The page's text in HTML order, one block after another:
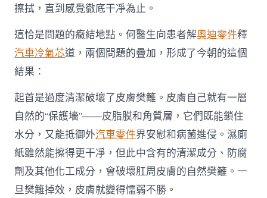
OSDER
奧
斯
德
汽
車
紙，
真
的
不
是
洗
擦拭，直到感覺徹底干凈為止。
這恰是問題的癥結地點。何醫生向患者解奧迪零件釋
汽車冷氣芯道，兩個問題的疊加，形成了今朝的這個
結果：
起首是過度清潔破壞了皮膚樊籬。皮膚自己就有一層
自然的“保護墻”——皮脂膜和角質層，它們既能鎖住
水分，又能抵御外汽車零件界安慰和病菌進侵。濕廁
紙雖然能擦得更干凈，但此中含有的清潔成分、防腐
劑及其他化工成分，會破壞肛周皮膚的自然樊籬。一
旦樊籬掉效，皮膚就變得懦弱不勝。